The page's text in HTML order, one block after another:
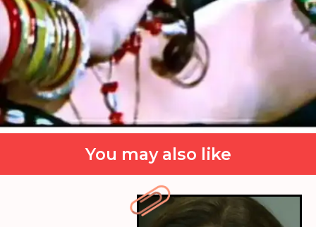
​​Kahan Laya Mera Yaar (कहां लाया मेरा यार)​​
मंदाकिनी का ये गाना हिट हुआ था।
You may also like